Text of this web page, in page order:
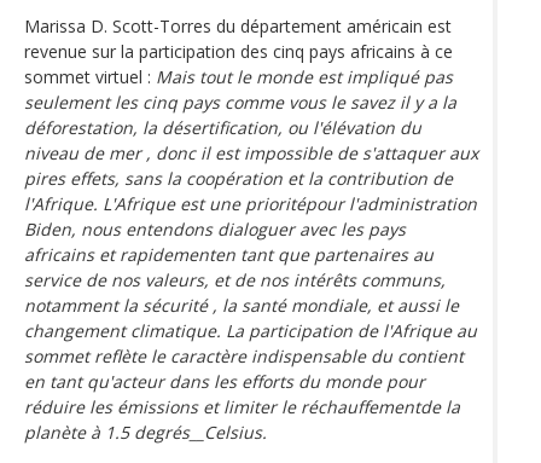
Marissa D. Scott-Torres du département américain est
revenue sur la participation des cinq pays africains à ce
sommet virtuel : Mais tout le monde est impliqué pas
seulement les cinq pays comme vous le savez il y a la
déforestation, la désertification, ou l'élévation du
niveau de mer , donc il est impossible de s'attaquer aux
pires effets, sans la coopération et la contribution de
l'Afrique. L'Afrique est une prioritépour l'administration
Biden, nous entendons dialoguer avec les pays
africains et rapidementen tant que partenaires au
service de nos valeurs, et de nos intérêts communs,
notamment la sécurité , la santé mondiale, et aussi le
changement climatique. La participation de l'Afrique au
sommet reflète le caractère indispensable du contient
en tant qu'acteur dans les efforts du monde pour
réduire les émissions et limiter le réchauffementde la
planète à 1.5 degrés__Celsius.